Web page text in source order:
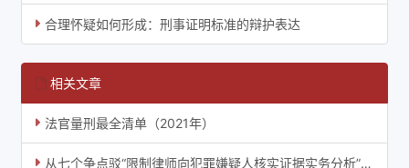
合理怀疑如何形成：刑事证明标准的辩护表达
相关文章
法官量刑最全清单（2021年）
从七个争点驳“限制律师向犯罪嫌疑人核实证据实务分析”一文